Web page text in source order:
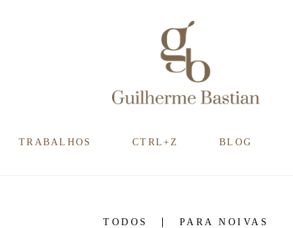
TRABALHOS CTRL+Z BLOG
TODOS PARA NOIVAS